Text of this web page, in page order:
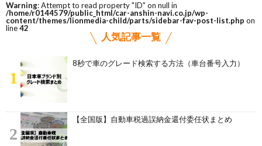
Warning: Attempt to read property "ID" on null in
/home/r0144579/public_html/car-anshin-navi.co.jp/wp-
content/themes/lionmedia-child/parts/sidebar-fav-post-list.php on
line42
人気記事一覧
1
8秒で車のグレード検索する方法（車台番号入力）
2
【全国版】自動車税過誤納金還付委任状まとめ